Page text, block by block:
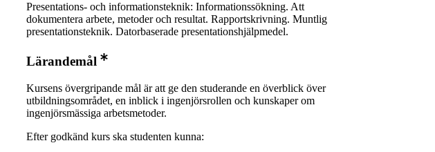
Presentations- och informationsteknik: Informationssökning. Att
dokumentera arbete, metoder och resultat. Rapportskrivning. Muntlig
presentationsteknik. Datorbaserade presentationshjälpmedel.
Lärandemål
Kursens övergripande mål är att ge den studerande en överblick över
utbildningsområdet, en inblick i ingenjörsrollen och kunskaper om
ingenjörsmässiga arbetsmetoder.
Efter godkänd kurs ska studenten kunna: